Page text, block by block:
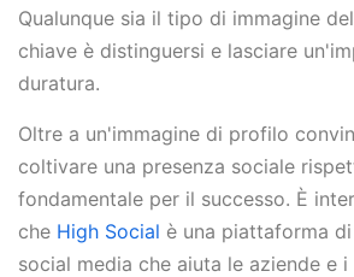
Qualunque sia il tipo di immagine
chiave è distinguersi e lasciare
duratura.
Oltre a un'immagine di profilo
coltivare una presenza sociale
fondamentale per il successo. È
che High Social è una piattaforma
social media che aiuta le aziende e